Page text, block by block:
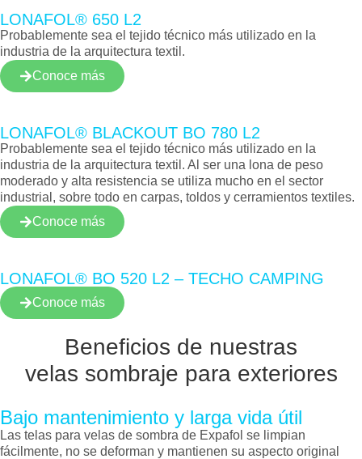
LONAFOL® 650 L2
Probablemente sea el tejido técnico más utilizado en la
industria de la arquitectura textil.
Conoce más
LONAFOL® BLACKOUT BO 780 L2
Probablemente sea el tejido técnico más utilizado en la
industria de la arquitectura textil. Al ser una lona de peso
moderado y alta resistencia se utiliza mucho en el sector
industrial, sobre todo en carpas, toldos y cerramientos textiles.
Conoce más
LONAFOL® BO 520 L2 – TECHO CAMPING
Conoce más
Beneficios de nuestras
velas sombraje para exteriores
Bajo mantenimiento y larga vida útil
Las telas para velas de sombra de Expafol se limpian
fácilmente, no se deforman y mantienen su aspecto original